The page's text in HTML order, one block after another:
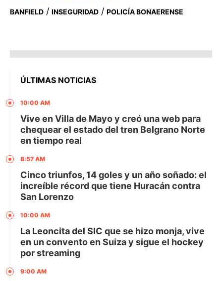
BANFIELD / INSEGURIDAD / POLICÍA BONAERENSE
ÚLTIMAS NOTICIAS
10:00 AM
Vive en Villa de Mayo y creó una web para
chequear el estado del tren Belgrano Norte
en tiempo real
8:57 AM
Cinco triunfos, 14 goles y un año soñado: el
increíble récord que tiene Huracán contra
San Lorenzo
10:00 AM
La Leoncita del SIC que se hizo monja, vive
en un convento en Suiza y sigue el hockey
por streaming
9:00 AM